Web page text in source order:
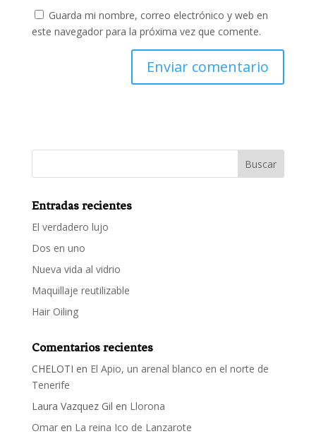
Guarda mi nombre, correo electrónico y web en
este navegador para la próxima vez que comente.
Entradas recientes
El verdadero lujo
Dos en uno
Nueva vida al vidrio
Maquillaje reutilizable
Hair Oiling
Comentarios recientes
CHELOTI en El Apio, un arenal blanco en el norte de
Tenerife
Laura Vazquez Gil en Llorona
Omaren La reina Ico de Lanzarote